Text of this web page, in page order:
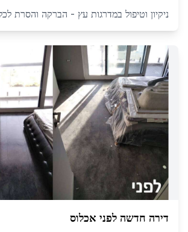
ניקיון וטיפול במדרגות עץ - הברקה והסרת
דירה חדשה לפני אכלוס